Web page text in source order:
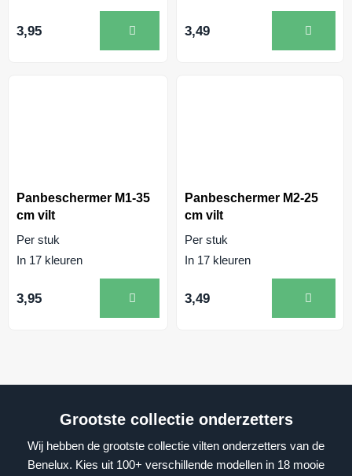
3,95 3,49
Panbeschermer M1-35
cm vilt
Per stuk
In 17 kleuren
3,95
Panbeschermer M2-25
cm vilt
Per stuk
In 17 kleuren
3,49
Grootste collectie onderzetters
Wij hebben de grootste collectie vilten onderzetters van de
Benelux. Kies uit 100+ verschillende modellen in 18 mooie